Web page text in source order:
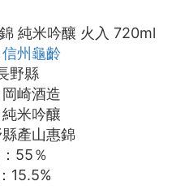
純米吟釀 火入 720ml
信州龜齡
野縣
崎酒造
米吟釀
產山惠錦
55％
15.5%